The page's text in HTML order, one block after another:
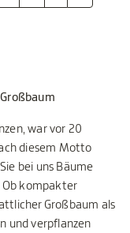
war vor 20
diesem Motto
bei uns Bäume
Ob kompakter
Großbaum als
und verpflanzen